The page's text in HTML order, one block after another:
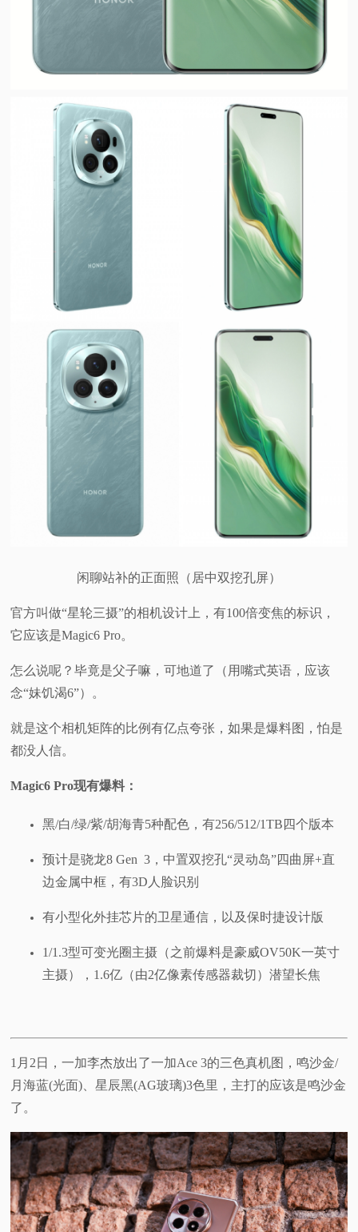
闲聊站补的正面照（居中双挖孔屏）
官方叫做“星轮三摄”的相机设计上，有100倍变焦的标识，
它应该是Magic6 Pro。
怎么说呢？毕竟是父子嘛，可地道了（用嘴式英语，应该
念“妹饥渴6”）。
就是这个相机矩阵的比例有亿点夸张，如果是爆料图，怕是
都没人信。
Magic6 Pro现有爆料：
黑/白/绿/紫/胡海青5种配色，有256/512/1TB四个版本
预计是骁龙8 Gen 3，中置双挖孔“灵动岛”四曲屏+直
边金属中框，有3D人脸识别
有小型化外挂芯片的卫星通信，以及保时捷设计版
1/1.3型可变光圈主摄（之前爆料是豪威OV50K一英寸
主摄），1.6亿（由2亿像素传感器裁切）潜望长焦
1月2日，一加李杰放出了一加Ace 3的三色真机图，鸣沙金/
月海蓝(光面)、星辰黑(AG玻璃)3色里，主打的应该是鸣沙金
了。